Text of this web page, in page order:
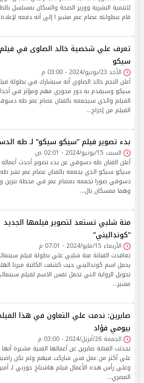
للتنمية البشرية ووزير الصحة والسكان بمسلسل
قام ببطولته عصام عمر مشير ا إلى أنه دفعه
تعرف علي شخصية خالد الصاوى في
سيكو
الأحد 23/يونيو/2024 - 03:00 م
أعلن النجم خالد الصاوي أنه سيشارك في بطولة
سيكو وسيقدم به دور محوري مهم ومؤثر في
الفيلم والذي سيجمعه بالفنان عصام عمر طه
الفيلم من إخراج…
بدء تصوير فيلم ”سيكو سيكو” لـ طه
السبت 15/يونيو/2024 - 02:01 ص
أعلن الفنان طه دسوقي عن بدء تصوير أحدث أعماله
سيكو سيكو الذي يجمعه بالفنان عصام عمر نشر طه
دسوقي صورا تجمعه بعصام عمر في محطة بنزين
وهما ممسكان بال…
منة شلبي تستعد لتصوير فيلمها الجديد
”كونداليني”
الأربعاء 15/مايو/2024 - 07:01 م
تعاقدت الفنانة منة شلبي علي بطولة فيلم
يحمل اسم كونداليني حيث كشفت الكاتبة ميرنا
تحويل الرواية التي تحمل نفس الاسم لفيلم
مشير…
صابرين: ندمت علي التعاون في هذا
بيومي فؤاد
الجمعة 26/أبريل/2024 - 03:00 م
تحدثت الفنانة صابرين عن أعمالها الفنية مشيرة
على أكثر من عمل فني شاركت فيهم ولم تكن
وعلى رأس هذه الأعمال فيلم هاشتاج جوزني لـ أمير
المصري…